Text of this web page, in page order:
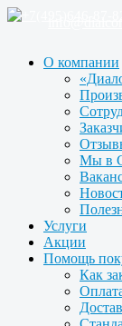
О компании
Мы в
Услуги
Акции
Помощь
Как